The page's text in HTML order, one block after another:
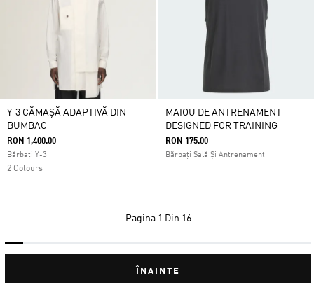
Y-3 CĂMAȘĂ ADAPTIVĂ DIN
BUMBAC
RON 1,400.00
Bărbați Y-3
2 Colours
MAIOU DE ANTRENAMENT
DESIGNED FOR TRAINING
RON 175.00
Bărbați Sală Și Antrenament
Pagina 1 Din 16
ÎNAINTE